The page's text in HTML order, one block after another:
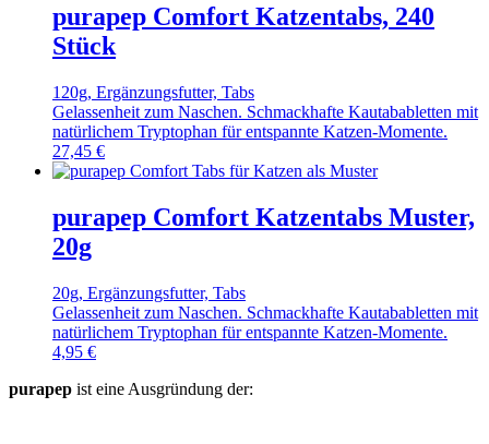
purapep Comfort Katzentabs, 240
Stück
120g, Ergänzungsfutter, Tabs
Gelassenheit zum Naschen. Schmackhafte Kautababletten mit
natürlichem Tryptophan für entspannte Katzen-Momente.
27,45 €
purapep Comfort Katzentabs Muster,
20g
20g, Ergänzungsfutter, Tabs
Gelassenheit zum Naschen. Schmackhafte Kautababletten mit
natürlichem Tryptophan für entspannte Katzen-Momente.
4,95 €
purapep ist eine Ausgründung der: